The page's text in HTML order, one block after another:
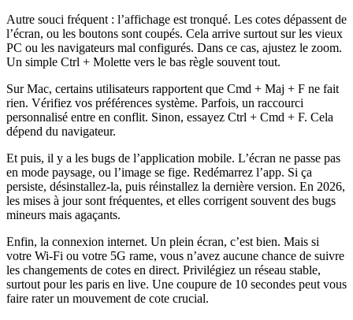
Autre souci fréquent : l’affichage est tronqué. Les cotes dépassent de
l’écran, ou les boutons sont coupés. Cela arrive surtout sur les vieux
PC ou les navigateurs mal configurés. Dans ce cas, ajustez le zoom.
Un simple Ctrl + Molette vers le bas règle souvent tout.
Sur Mac, certains utilisateurs rapportent que Cmd + Maj + F ne fait
rien. Vérifiez vos préférences système. Parfois, un raccourci
personnalisé entre en conflit. Sinon, essayez Ctrl + Cmd + F. Cela
dépend du navigateur.
Et puis, il y a les bugs de l’application mobile. L’écran ne passe pas
en mode paysage, ou l’image se fige. Redémarrez l’app. Si ça
persiste, désinstallez-la, puis réinstallez la dernière version. En 2026,
les mises à jour sont fréquentes, et elles corrigent souvent des bugs
mineurs mais agaçants.
Enfin, la connexion internet. Un plein écran, c’est bien. Mais si
votre Wi-Fi ou votre 5G rame, vous n’avez aucune chance de suivre
les changements de cotes en direct. Privilégiez un réseau stable,
surtout pour les paris en live. Une coupure de 10 secondes peut vous
faire rater un mouvement de cote crucial.